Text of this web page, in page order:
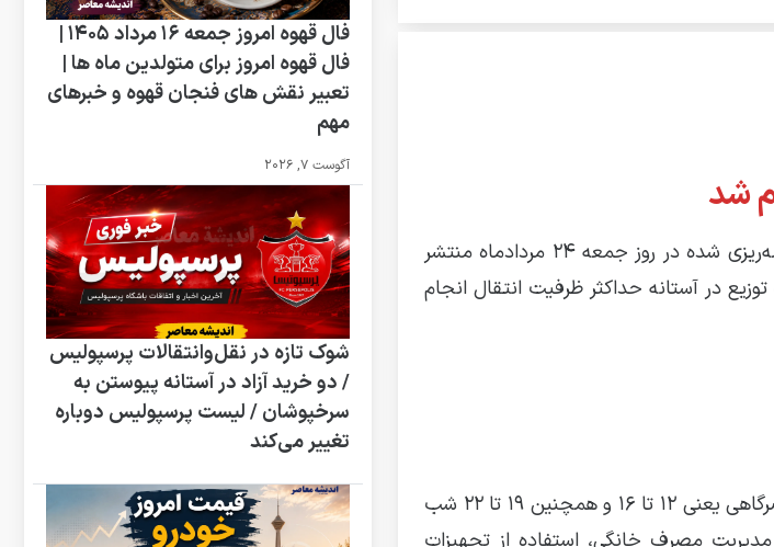
شرکت توزیع برق استان هشدار رسمی خود را درباره احتمال وقوع خاموشی‌های برنامه‌ریزی شده در روز جمعه ۲۴ مردادماه منتشر
در آستانه حداکثر ظرفیت انتقال انجام
تحلیل‌های فنی حاکی از آن است که پیک مصرف انرژی الکتریکی در دو بازه زمانی عصرگاهی یعنی ۱۲ تا ۱۶ و همچنین ۱۹ تا ۲۲ شب
مصرف خانگی، استفاده از تجهیزات
فال قهوه امروز جمعه 16 مرداد 1405 |
فال قهوه امروز برای متولدین ماه ها |
تعبیر نقش های فنجان قهوه و خبرهای
مهم
آگوست 7, 2026
شوک تازه در نقل‌وانتقالات پرسپولیس
/ دو خرید آزاد در آستانه پیوستن به
سرخپوشان / لیست پرسپولیس دوباره
تغییر می‌کند